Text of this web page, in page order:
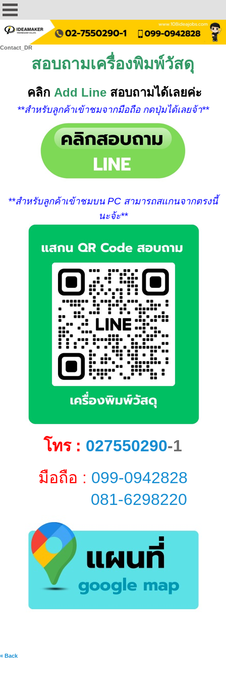
Contact_DR
สอบถามเครื่องพิมพ์วัสดุ
คลิก Add Line สอบถามได้เลยค่ะ
**สำหรับลูกค้าเข้าชมจากมือถือ กดปุ่มได้เลยจ้า**
**สำหรับลูกค้าเข้าชมบน PC สามารถสแกนจากตรงนี้
นะจ้ะ**
โทร : 027550290-1
มือถือ : 099-0942828
081-6298220
« Back